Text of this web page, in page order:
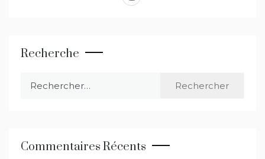
Recherche
Commentaires Récents